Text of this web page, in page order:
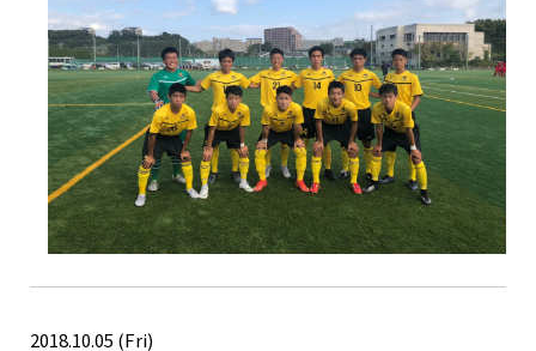
2018.10.05 (Fri)